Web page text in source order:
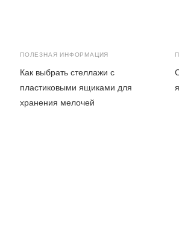
ПОЛЕЗНАЯ ИНФОРМАЦИЯ
Как выбрать стеллажи с
пластиковыми ящиками для
хранения мелочей